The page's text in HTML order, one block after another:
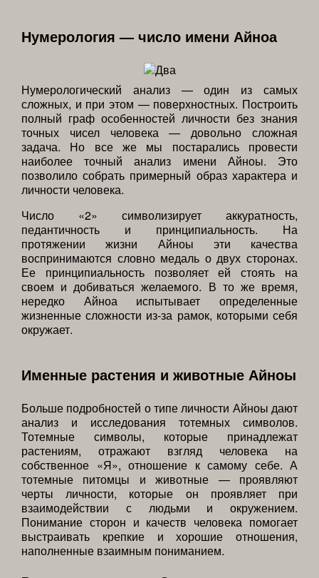
Нумерология — число имени Айноа
Нумерологический анализ — один из самых
сложных, и при этом — поверхностных. Построить
полный граф особенностей личности без знания
точных чисел человека — довольно сложная
задача. Но все же мы постарались провести
наиболее точный анализ имени Айноы. Это
позволило собрать примерный образ характера и
личности человека.
Число «2» символизирует аккуратность,
педантичность и принципиальность. На
протяжении жизни Айноы эти качества
воспринимаются словно медаль о двух сторонах.
Ее принципиальность позволяет ей стоять на
своем и добиваться желаемого. В то же время,
нередко Айноа испытывает определенные
жизненные сложности из-за рамок, которыми себя
окружает.
Именные растения и животные Айноы
Больше подробностей о типе личности Айноы дают
анализ и исследования тотемных символов.
Тотемные символы, которые принадлежат
растениям, отражают взгляд человека на
собственное «Я», отношение к самому себе. А
тотемные питомцы и животные — проявляют
черты личности, которые он проявляет при
взаимодействии с людьми и окружением.
Понимание сторон и качеств человека помогает
выстраивать крепкие и хорошие отношения,
наполненные взаимным пониманием.